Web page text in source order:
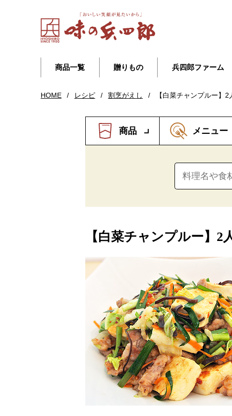
商品一覧 贈りもの 兵四郎ファーム
HOME / レシピ / 割烹がえし / 【白菜チャンプルー】2
商品 メニュー
【白菜チャンプルー】2